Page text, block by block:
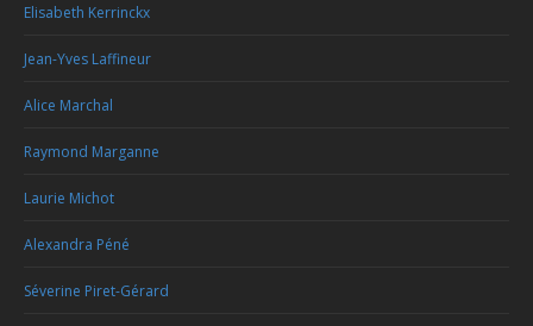
Elisabeth Kerrinckx
Jean-Yves Laffineur
Alice Marchal
Raymond Marganne
Laurie Michot
Alexandra Péné
Séverine Piret-Gérard